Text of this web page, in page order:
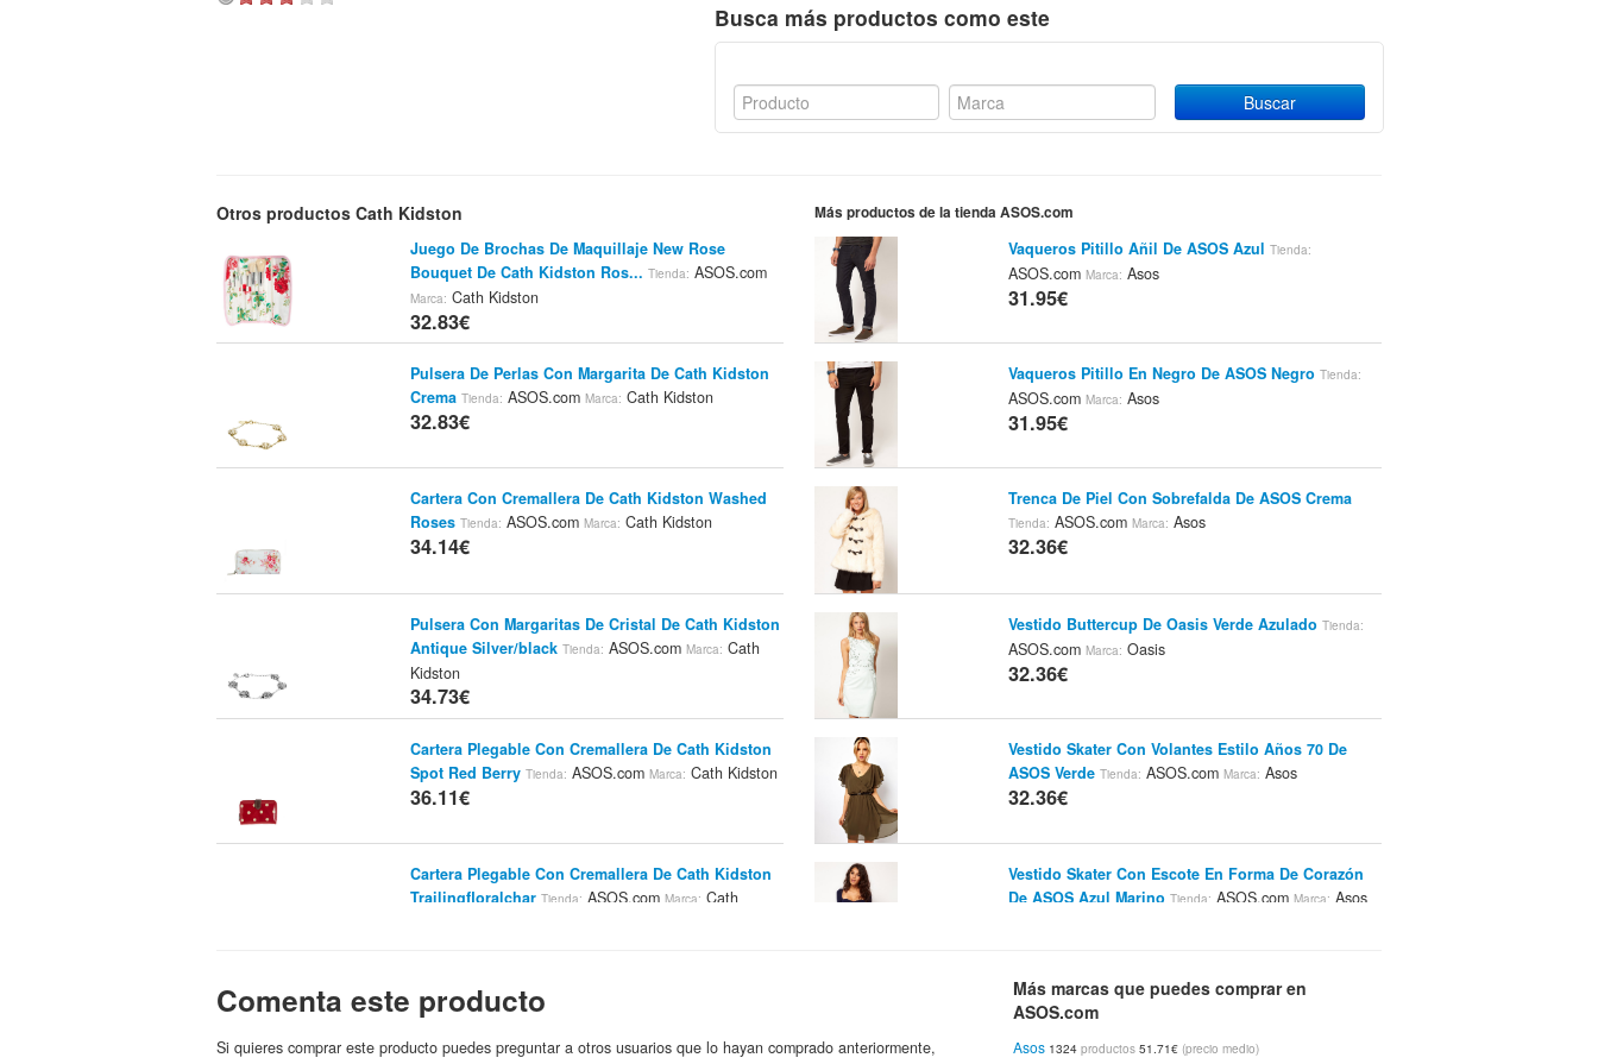
Busca más productos como este
Otros productos Cath Kidston
Juego De Brochas De Maquillaje New Rose
Bouquet De Cath Kidston Ros... Tienda: ASOS.com
Marca: Cath Kidston
32.83€
Pulsera De Perlas Con Margarita De Cath Kidston
Crema Tienda: ASOS.comMarca: Cath Kidston
32.83€
Cartera Con Cremallera De Cath Kidston Washed
Roses Tienda: ASOS.comMarca: Cath Kidston
34.14€
Pulsera Con Margaritas De Cristal De Cath Kidston
Antique Silver/black Tienda: ASOS.comMarca: Cath
Kidston
34.73€
Cartera Plegable Con Cremallera De Cath Kidston
Spot Red Berry Tienda: ASOS.comMarca: Cath Kidston
36.11€
Cartera Plegable Con Cremallera De Cath Kidston
Trailingfloralchar Tienda: ASOS.comMarca: Cath
Collar Con Colgante De Lazo A Rayas De Cath
Kidston Rosa
36.76€
Más productos de la tienda ASOS.com
Vaqueros Pitillo Añil De ASOS Azul Tienda:
ASOS.com Marca: Asos
31.95€
Vaqueros Pitillo En Negro De ASOS Negro Tienda:
ASOS.com Marca: Asos
31.95€
Trenca De Piel Con Sobrefalda De ASOS Crema
Tienda: ASOS.com Marca: Asos
32.36€
Vestido Buttercup De Oasis Verde Azulado Tienda:
ASOS.com Marca: Oasis
32.36€
Vestido Skater Con Volantes Estilo Años 70 De
ASOS Verde Tienda: ASOS.com Marca: Asos
32.36€
Vestido Skater Con Escote En Forma De Corazón
De ASOS Azul Marino Tienda: ASOS.com Marca: Asos
Pantalones Cortos Dream Lover De Insight
Multicolor Tienda:
32.46€
Comenta este producto
Si quieres comprar este producto puedes preguntar a otros usuarios que lo hayan comprado anteriormente,
Más marcas que puedes comprar en
ASOS.com
Asos 1324productos 51.71€ (precio medio)